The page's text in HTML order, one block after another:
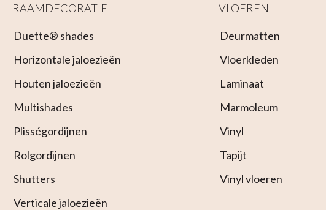
RAAMDECORATIE
Duette® shades
Horizontale jaloezieën
Houten jaloezieën
Multishades
Plisségordijnen
Rolgordijnen
Shutters
Verticale jaloezieën
VLOEREN
Deurmatten
Vloerkleden
Laminaat
Marmoleum
Vinyl
Tapijt
Vinyl vloeren